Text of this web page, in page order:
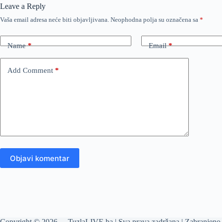
Leave a Reply
Vaša email adresa neće biti objavljivana. Neophodna polja su označena sa *
Name* Email*
Add Comment *
Objavi komentar